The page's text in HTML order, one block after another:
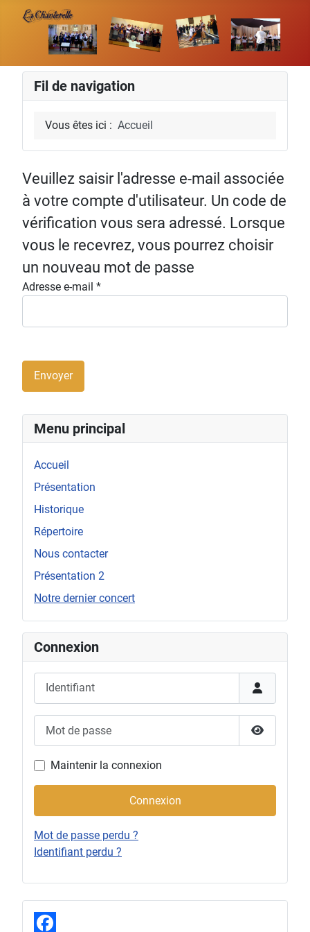
Fil de navigation
Vous êtes ici : Accueil
Menu principal
Accueil
Présentation
Historique
Répertoire
Nous contacter
Présentation 2
Notre dernier concert
Connexion
Afficher le
Maintenir la connexion
Connexion
Mot de passe perdu ?
Identifiant perdu ?
Veuillez saisir l'adresse e-mail associée
à votre compte d'utilisateur. Un code de
vérification vous sera adressé. Lorsque
vous le recevrez, vous pourrez choisir
un nouveau mot de passe
Adresse e-mail *
Envoyer